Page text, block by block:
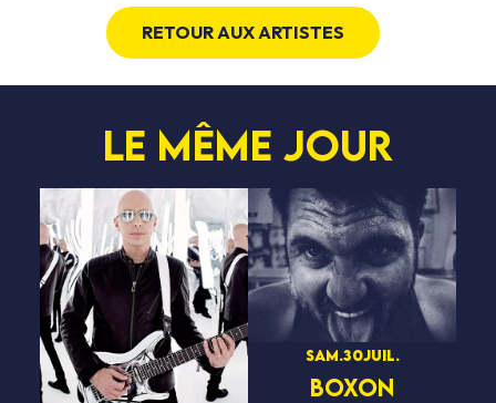
RETOUR AUX ARTISTES
Le même jour
sam.30juil.
BOXON